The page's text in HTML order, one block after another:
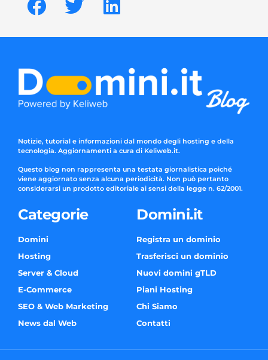
Notizie, tutorial e informazioni dal mondo degli hosting e della
tecnologia. Aggiornamenti a cura di Keliweb.it.
Questo blog non rappresenta una testata giornalistica poiché
viene aggiornato senza alcuna periodicità. Non può pertanto
considerarsi un prodotto editoriale ai sensi della legge n. 62/2001.
Categorie
Domini
Hosting
Server & Cloud
E-Commerce
SEO & Web Marketing
News dal Web
Domini.it
Registra un dominio
Trasferisci un dominio
Nuovi domini gTLD
Piani Hosting
Chi Siamo
Contatti